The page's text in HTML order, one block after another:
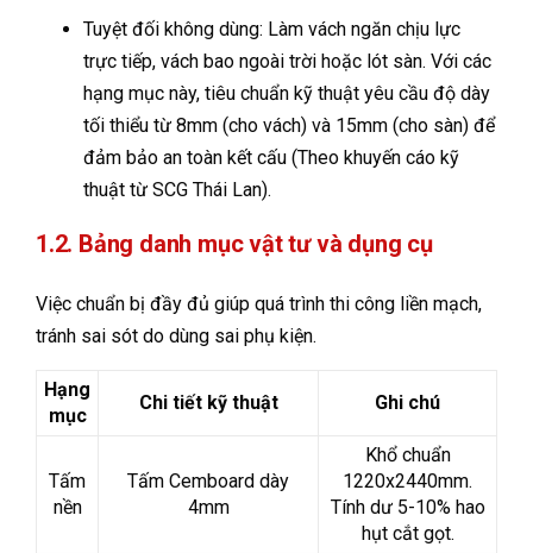
Tuyệt đối không dùng: Làm vách ngăn chịu lực
trực tiếp, vách bao ngoài trời hoặc lót sàn. Với các
hạng mục này, tiêu chuẩn kỹ thuật yêu cầu độ dày
tối thiểu từ 8mm (cho vách) và 15mm (cho sàn) để
đảm bảo an toàn kết cấu (Theo khuyến cáo kỹ
thuật từ SCG Thái Lan).
1.2. Bảng danh mục vật tư và dụng cụ
Việc chuẩn bị đầy đủ giúp quá trình thi công liền mạch,
tránh sai sót do dùng sai phụ kiện.
Hạng
mục
Chi tiết kỹ thuật Ghi chú
Tấm
nền
Tấm Cemboard dày
4mm
Khổ chuẩn
1220x2440mm.
Tính dư 5-10% hao
hụt cắt gọt.